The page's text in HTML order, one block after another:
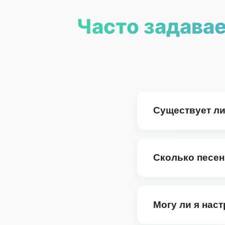
Часто
Существует
ИИ-технология
Сколько
гарантируя, что вы
Могу ли я